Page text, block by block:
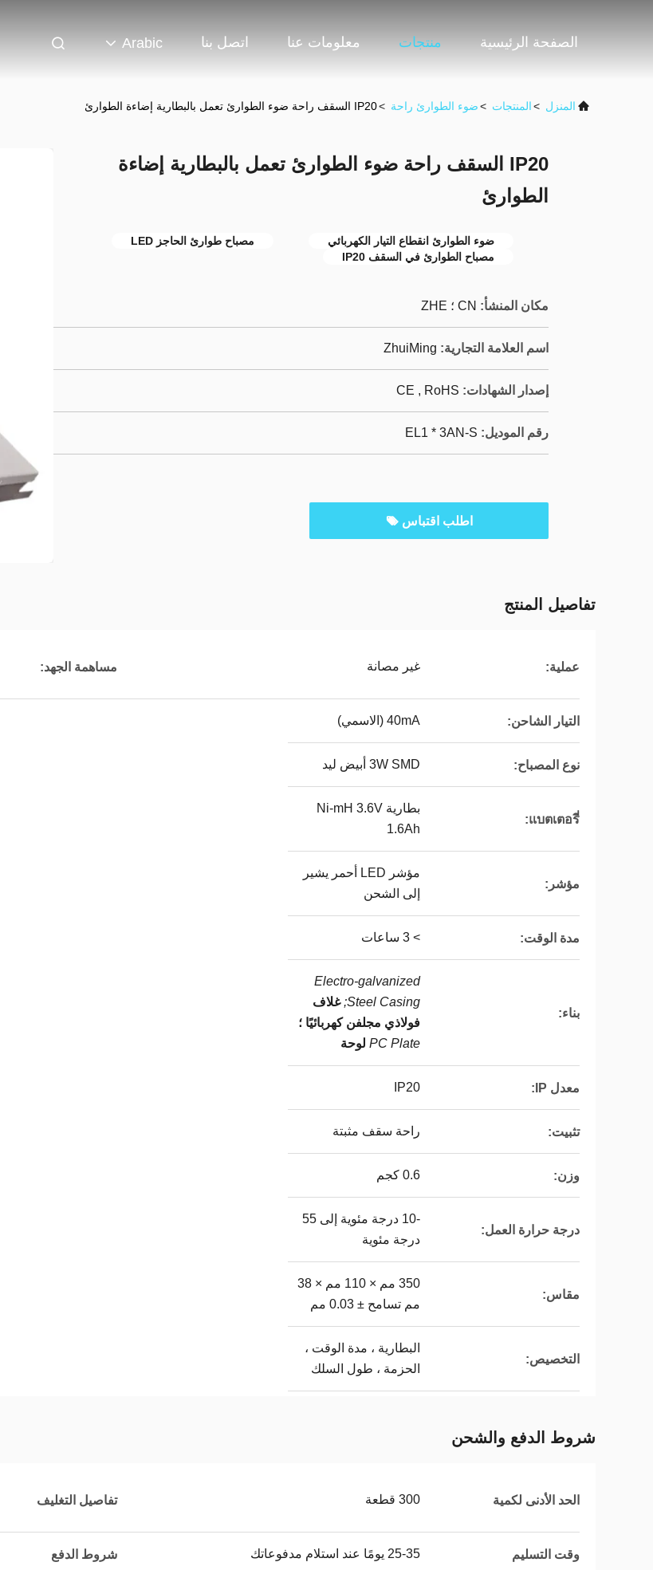
الصفحة الرئيسية منتجات معلومات عنا اتصل بنا Arabic
المنزل >المنتجات >ضوء الطوارئ راحة >IP20 السقف راحة ضوء الطوارئ تعمل بالبطارية إضاءة الطوارئ
IP20 السقف راحة ضوء الطوارئ تعمل بالبطارية إضاءة
الطوارئ
ضوء الطوارئ انقطاع التيار الكهربائي
مصباح طوارئ الحاجز LED
مصباح الطوارئ في السقف IP20
مكان المنشأ: CN ؛ ZHE
اسم العلامة التجارية: ZhuiMing
إصدار الشهادات: CE , RoHS
رقم الموديل: EL1 * 3AN-S
اطلب اقتباس
تفاصيل المنتج
عملية: غير مصانة مساهمة الجهد:
التيار الشاحن: 40mA (الاسمي)
نوع المصباح: 3W SMD أبيض ليد
แบตเตอรี่:
بطارية Ni-mH 3.6V
1.6Ah
مؤشر:
مؤشر LED أحمر يشير
إلى الشحن
مدة الوقت: > 3 ساعات
بناء:
Electro-galvanized
Steel Casing; غلاف
فولاذي مجلفن كهربائيًا ؛
PC Plate لوحة
معدل IP: IP20
تثبيت: راحة سقف مثبتة
وزن: 0.6 كجم
درجة حرارة العمل:
-10 درجة مئوية إلى 55
درجة مئوية
مقاس:
350 مم × 110 مم × 38
مم تسامح ± 0.03 مم
التخصيص:
البطارية ، مدة الوقت ،
الحزمة ، طول السلك
شروط الدفع والشحن
الحد الأدنى لكمية 300 قطعة تفاصيل التغليف
وقت التسليم 25-35 يومًا عند استلام مدفوعاتك شروط الدفع